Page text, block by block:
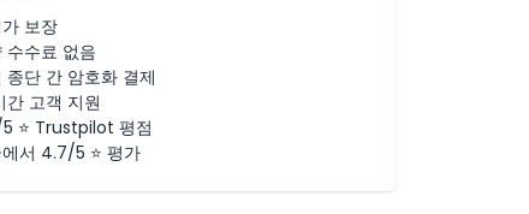
보장
수수료 없음
종단 간 암호화 결제
간 고객 지원
⭐ Trustpilot 평점
서 4.7/5 ⭐ 평가